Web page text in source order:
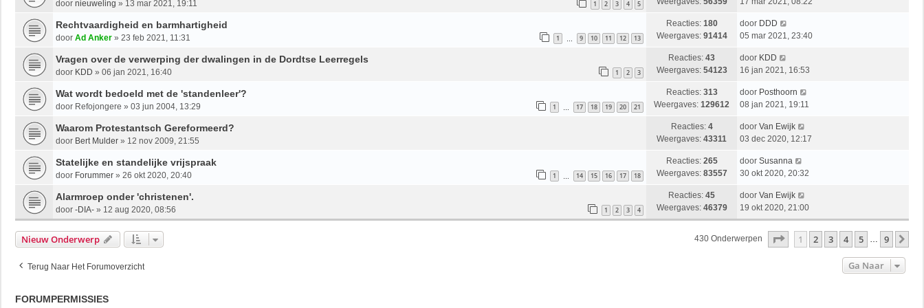
door nieuweling » 13 mar 2021, 19:11 1 2 3 4 5
Rechtvaardigheid en barmhartigheid
door Ad Anker » 23 feb 2021, 11:31 1 9 10 11 12 13
Reacties: 180
Weergaves: 91414
door DDD
05 mar 2021, 23:40
Vragen over de verwerping der dwalingen in de Dordtse Leerregels
door KDD » 06 jan 2021, 16:40 1 2 3
Reacties: 43
Weergaves: 54123
door KDD
16 jan 2021, 16:53
Wat wordt bedoeld met de 'standenleer'?
door Refojongere » 03 jun 2004, 13:29 1 17 18 19 20 21
Reacties: 313
Weergaves: 129612
door Posthoorn
08 jan 2021, 19:11
Waarom Protestantsch Gereformeerd?
door Bert Mulder » 12 nov 2009, 21:55
Reacties: 4
Weergaves: 43311
door Van Ewijk
03 dec 2020, 12:17
Statelijke en standelijke vrijspraak
door Forummer » 26 okt 2020, 20:40 1 14 15 16 17 18
Reacties: 265
Weergaves: 83557
door Susanna
30 okt 2020, 20:32
Alarmroep onder 'christenen'.
door -DIA- » 12 aug 2020, 08:56 1 2 3 4
Reacties: 45
Weergaves: 46379
door Van Ewijk
19 okt 2020, 21:00
Nieuw Onderwerp 430 Onderwerpen Pagina1 Van 9
1 2 3 4 5 … 9
Terug Naar Het Forumoverzicht Ga Naar
FORUMPERMISSIES